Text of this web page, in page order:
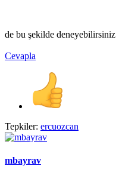
de bu şekilde deneyebilirsiniz
Cevapla
Tepkiler: ercuozcan
mbayrav